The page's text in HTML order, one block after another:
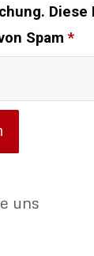
Diese
Spam*
uns